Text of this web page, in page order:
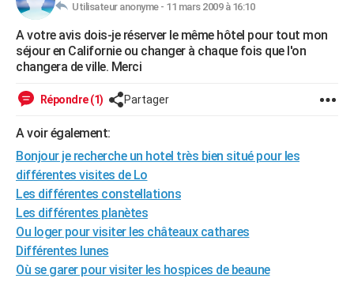
Essais
Réserver un essai
Citadines
Berlines
SUV
Forum auto
HIGH-TECH
Mobiles
Meilleur smartphone
Internet
Ordinateurs
Jeux vidéo
Guide high-tech
+BRICOLAGE
WEEK-END
Art de vivre
Bien-être
Loisirs
ModeModes de vie
SANTE
Alimentation
Guide de la santé
Maladies
Médicaments
Sommeil
Destinations
City break
Voyage nature
Voyage de noces
Forum
Climat
PHOTO
GUIDES D'ACHAT
Utilisateur anonyme - 11 mars 2009 à 16:10
A votre avis dois-je réserver le même hôtel pour tout mon
séjour en Californie ou changer à chaque fois que l'on
changera de ville. Merci
Répondre (1) Partager
A voir également:
Bonjour je recherche un hotel très bien situé pour les
différentes visites de Lo
Les différentes constellations
Les différentes planètes
Ou loger pour visiter les châteaux cathares
Différentes lunes
Où se garer pour visiter les hospices de beaune